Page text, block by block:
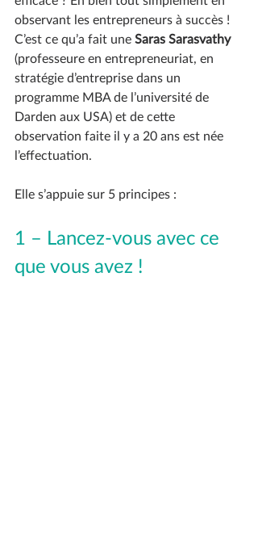
observant les entrepreneurs à succès !
C’est ce qu’a fait une Saras Sarasvathy
(professeure en entrepreneuriat, en
stratégie d’entreprise dans un
programme MBA de l’université de
Darden aux USA) et de cette
observation faite il y a 20 ans est née
l’effectuation.
Elle s’appuie sur 5 principes :
1 – Lancez-vous avec ce
que vous avez !